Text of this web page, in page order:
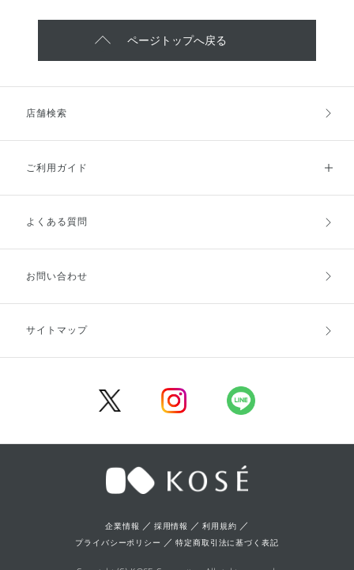
ページトップへ戻る
店舗検索
ご利用ガイド
ご利用ガイドトップ
お支払方法
キャンセル・返品・交換
よくある質問
お問い合わせ
サイトマップ
企業情報 ／ 採用情報 ／利用規約 ／
プライバシーポリシー ／特定商取引法に基づく表記